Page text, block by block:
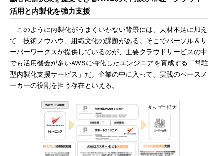
活用と内製化を強力支援
このように内製化がうまくいかない背景には、人材不足に加え
て、技術ノウハウ、組織文化の課題がある。そこでパーソル＆サ
ーバーワークスが提供しているのが、主要クラウドサービスの中
でも活用機会が多いAWSに特化したエンジニアを育成する「常駐
型内製化支援サービス」だ。企業の中に入って、実践のペースメ
ーカーの役割を担う存在といえる。